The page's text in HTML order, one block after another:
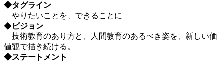
◆タグライン
やりたいことを、できることに
◆ビジョン
技術教育のあり方と、人間教育のあるべき姿を、新しい価
値観で描き続ける。
◆ステートメント